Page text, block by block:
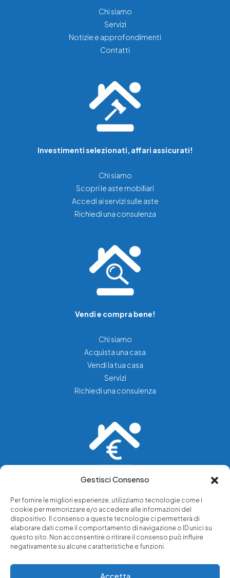
Gestisci Consenso
Per fornire le migliori esperienze, utilizziamo tecnologie come i
cookie per memorizzare e/o accedere alle informazioni del
dispositivo. Il consenso a queste tecnologie ci permetterà di
elaborare dati come il comportamento di navigazione o ID unici su
questo sito. Non acconsentire o ritirare il consenso può influire
negativamente su alcune caratteristiche e funzioni.
Accetta
Chi siamo
Servizi
Notizie e approfondimenti
Contatti
Investimenti selezionati, affari assicurati!
Chi siamo
Scopri le aste mobiliari
Accedi ai servizi sulle aste
Richiedi una consulenza
Vendi e compra bene!
Chi siamo
Acquista una casa
Vendi la tua casa
Servizi
Richiedi una consulenza
Chi siamo
Servizi di tutela legale
Notizie e approfondimenti